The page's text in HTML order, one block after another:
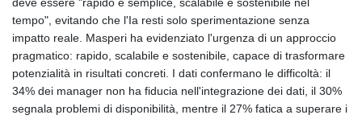
deve essere "rapido e semplice, scalabile e sostenibile nel
tempo", evitando che l'Ia resti solo sperimentazione senza
impatto reale. Masperi ha evidenziato l'urgenza di un approccio
pragmatico: rapido, scalabile e sostenibile, capace di trasformare
potenzialità in risultati concreti. I dati confermano le difficoltà: il
34% dei manager non ha fiducia nell'integrazione dei dati, il 30%
segnala problemi di disponibilità, mentre il 27% fatica a superare i